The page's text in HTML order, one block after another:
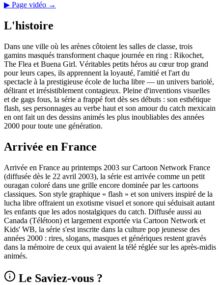
▶ Page vidéo →
L'histoire
Dans une ville où les arènes côtoient les salles de classe, trois
gamins masqués transforment chaque journée en ring : Rikochet,
The Flea et Buena Girl. Véritables petits héros au cœur trop grand
pour leurs capes, ils apprennent la loyauté, l'amitié et l'art du
spectacle à la prestigieuse école de lucha libre — un univers bariolé,
délirant et irrésistiblement contagieux. Pleine d'inventions visuelles
et de gags fous, la série a frappé fort dès ses débuts : son esthétique
flash, ses personnages au verbe haut et son amour du catch mexicain
en ont fait un des dessins animés les plus inoubliables des années
2000 pour toute une génération.
Arrivée en France
Arrivée en France au printemps 2003 sur Cartoon Network France
(diffusée dès le 22 avril 2003), la série est arrivée comme un petit
ouragan coloré dans une grille encore dominée par les cartoons
classiques. Son style graphique « flash » et son univers inspiré de la
lucha libre offraient un exotisme visuel et sonore qui séduisait autant
les enfants que les ados nostalgiques du catch. Diffusée aussi au
Canada (Télétoon) et largement exportée via Cartoon Network et
Kids' WB, la série s'est inscrite dans la culture pop jeunesse des
années 2000 : rires, slogans, masques et génériques restent gravés
dans la mémoire de ceux qui avaient la télé réglée sur les après-midis
animés.
Le Saviez-vous ?